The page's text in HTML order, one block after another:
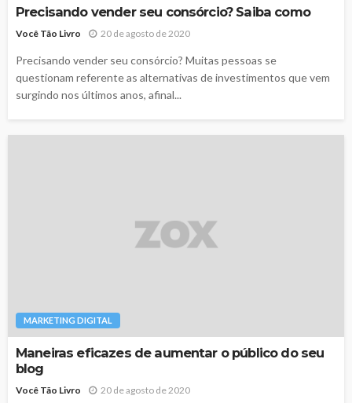
Precisando vender seu consórcio? Saiba como
Você Tão Livro 20 de agosto de 2020
Precisando vender seu consórcio? Muitas pessoas se
questionam referente as alternativas de investimentos que vem
surgindo nos últimos anos, afinal...
MARKETING DIGITAL
Maneiras eficazes de aumentar o público do seu
blog
Você Tão Livro 20 de agosto de 2020